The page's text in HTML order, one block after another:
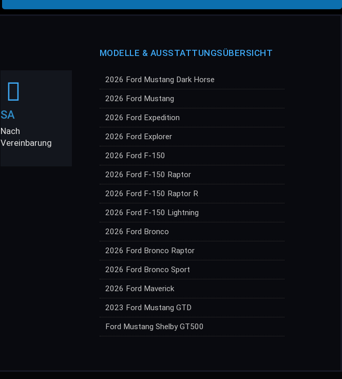
SA
Nach
Vereinbarung
MODELLE & AUSSTATTUNGSÜBERSICHT
2026 Ford Mustang Dark Horse
2026 Ford Mustang
2026 Ford Expedition
2026 Ford Explorer
2026 Ford F-150
2026 Ford F-150 Raptor
2026 Ford F-150 Raptor R
2026 Ford F-150 Lightning
2026 Ford Bronco
2026 Ford Bronco Raptor
2026 Ford Bronco Sport
2026 Ford Maverick
2023 Ford Mustang GTD
Ford Mustang Shelby GT500